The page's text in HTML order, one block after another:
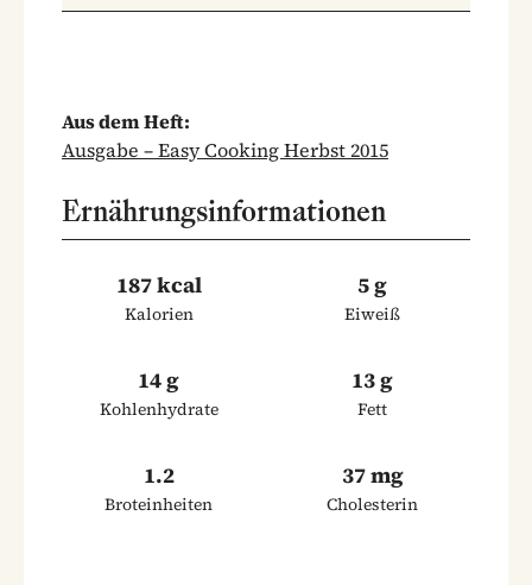
Aus dem Heft:
Ausgabe – Easy Cooking Herbst 2015
Ernährungsinformationen
187 kcal
Kalorien
5 g
Eiweiß
14 g
Kohlenhydrate
13 g
Fett
1.2
Broteinheiten
37 mg
Cholesterin